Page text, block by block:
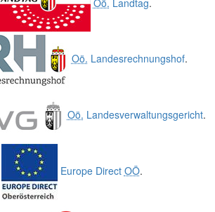
Oö. Landesrechnungshof.
Oö. Landesverwaltungsgericht.
Europe Direct OÖ.